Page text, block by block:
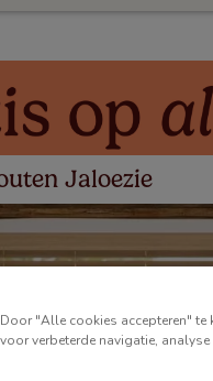
Jaloezie
Door "Alle cookies accepteren"
voor verbeterde navigatie, analyse